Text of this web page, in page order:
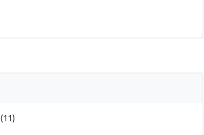
(11)